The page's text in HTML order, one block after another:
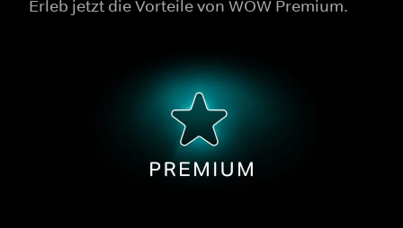
Erleb jetzt die Vorteile von WOW Premium.